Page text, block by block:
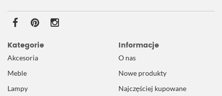
Kategorie
Akcesoria
Meble
Lampy
Informacje
O nas
Nowe produkty
Najczęściej kupowane